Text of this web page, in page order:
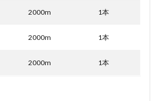
2000m 1本
2000m 1本
2000m 1本